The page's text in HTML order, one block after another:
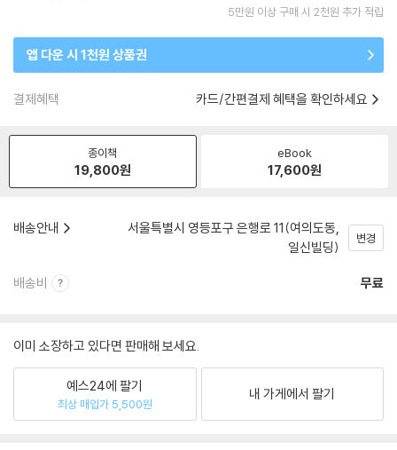
5만원 이상 구매 시 2천원 추가 적립
앱 다운 시 1천원 상품권
결제혜택 카드/간편결제 혜택을 확인하세요
종이책
19,800원
eBook
17,600원
배송안내
서울특별시 영등포구 은행로 11(여의도동,
일신빌딩)
변경
배송비 무료
이미 소장하고 있다면 판매해 보세요.
예스24에 팔기
최상 매입가 5,500원
내 가게에서 팔기